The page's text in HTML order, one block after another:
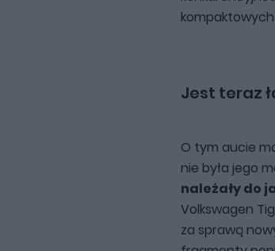
Jest teraz
O tym aucie
nie była jego
należały do
Volkswagen
za sprawą